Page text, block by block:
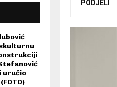
PODJELI
Stefanović
uručio